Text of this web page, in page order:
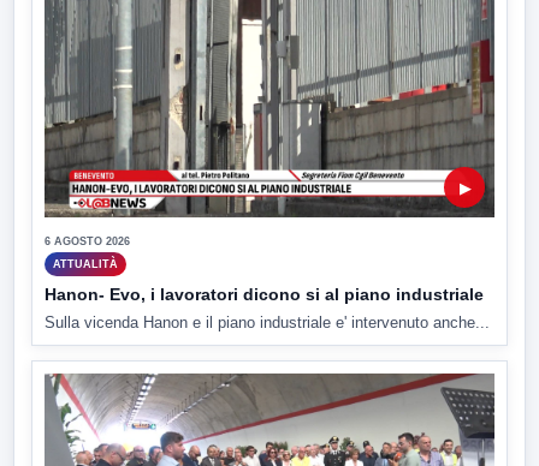
▶
6 AGOSTO 2026
ATTUALITÀ
Hanon- Evo, i lavoratori dicono si al piano industriale
Sulla vicenda Hanon e il piano industriale e' intervenuto anche...